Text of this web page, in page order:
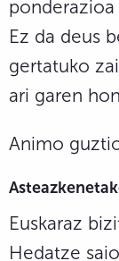
Ez da deus
gertatuko
ari garen
Animo
Euskaraz
Hedatze